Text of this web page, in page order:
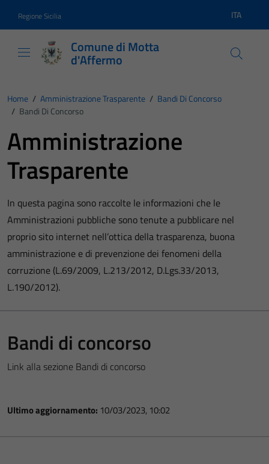
Regione Sicilia Lingua
ITA
Comune di Motta
d'Affermo
Home / Amministrazione Trasparente / Bandi Di Concorso
/ Bandi Di Concorso
Amministrazione
Trasparente
In questa pagina sono raccolte le informazioni che le
Amministrazioni pubbliche sono tenute a pubblicare nel
proprio sito internet nell’ottica della trasparenza, buona
amministrazione e di prevenzione dei fenomeni della
corruzione (L.69/2009, L.213/2012, D.Lgs.33/2013,
L.190/2012).
Bandi di concorso
Link alla sezione Bandi di concorso
Ultimo aggiornamento: 10/03/2023, 10:02